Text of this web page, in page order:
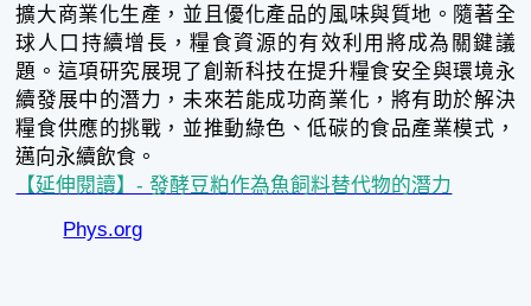
擴大商業化生產，並且優化產品的風味與質地。隨著全
球人口持續增長，糧食資源的有效利用將成為關鍵議
題。這項研究展現了創新科技在提升糧食安全與環境永
續發展中的潛力，未來若能成功商業化，將有助於解決
糧食供應的挑戰，並推動綠色、低碳的食品產業模式，
邁向永續飲食。
【延伸閱讀】- 發酵豆粕作為魚飼料替代物的潛力
Phys.org